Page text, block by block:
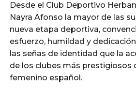
Desde el Club Deportivo
Nayra Afonso la mayor de las
nueva etapa deportiva,
esfuerzo, humildad y
las señas de identidad que la
de los clubes más prestigiosos
femenino español.